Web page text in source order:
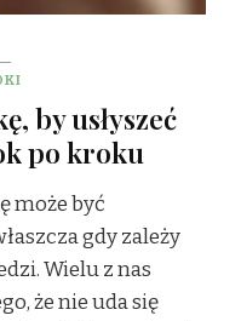
by usłyszeć
po kroku
może być
gdy zależy
Wielu z nas
że nie uda się